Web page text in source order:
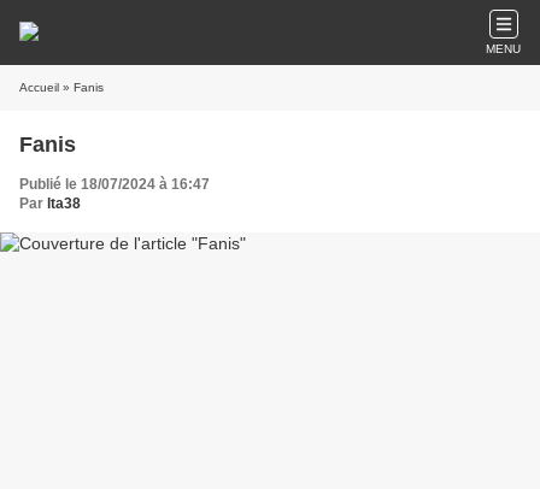
MENU
Accueil » Fanis
Fanis
Publié le 18/07/2024 à 16:47
Par lta38